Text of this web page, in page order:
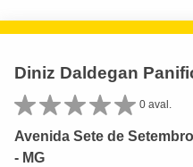
Diniz Daldegan
0 aval.
Avenida Sete de
- MG